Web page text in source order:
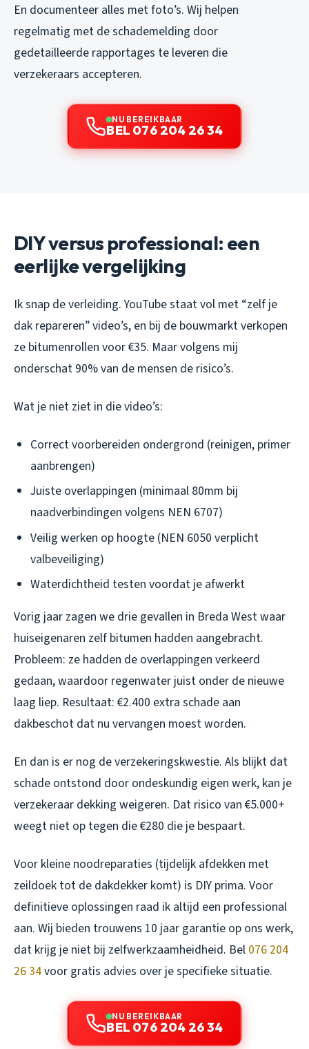
En documenteer alles met foto’s. Wij helpen
regelmatig met de schademelding door
gedetailleerde rapportages te leveren die
verzekeraars accepteren.
NU BEREIKBAAR
BEL 076 204 26 34
DIY versus professional: een
eerlijke vergelijking
Ik snap de verleiding. YouTube staat vol met “zelf je
dak repareren” video’s, en bij de bouwmarkt verkopen
ze bitumenrollen voor €35. Maar volgens mij
onderschat 90% van de mensen de risico’s.
Wat je niet ziet in die video’s:
Correct voorbereiden ondergrond (reinigen, primer
aanbrengen)
Juiste overlappingen (minimaal 80mm bij
naadverbindingen volgens NEN 6707)
Veilig werken op hoogte (NEN 6050 verplicht
valbeveiliging)
Waterdichtheid testen voordat je afwerkt
Vorig jaar zagen we drie gevallen in Breda West waar
huiseigenaren zelf bitumen hadden aangebracht.
Probleem: ze hadden de overlappingen verkeerd
gedaan, waardoor regenwater juist onder de nieuwe
laag liep. Resultaat: €2.400 extra schade aan
dakbeschot dat nu vervangen moest worden.
En dan is er nog de verzekeringskwestie. Als blijkt dat
schade ontstond door ondeskundig eigen werk, kan je
verzekeraar dekking weigeren. Dat risico van €5.000+
weegt niet op tegen die €280 die je bespaart.
Voor kleine noodreparaties (tijdelijk afdekken met
zeildoek tot de dakdekker komt) is DIY prima. Voor
definitieve oplossingen raad ik altijd een professional
aan. Wij bieden trouwens 10 jaar garantie op ons werk,
dat krijg je niet bij zelfwerkzaamheidheid. Bel 076 204
26 34voor gratis advies over je specifieke situatie.
NU BEREIKBAAR
BEL 076 204 26 34